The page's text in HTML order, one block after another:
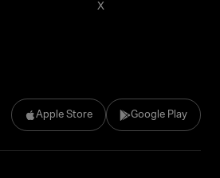
Apple Store Google Play
X